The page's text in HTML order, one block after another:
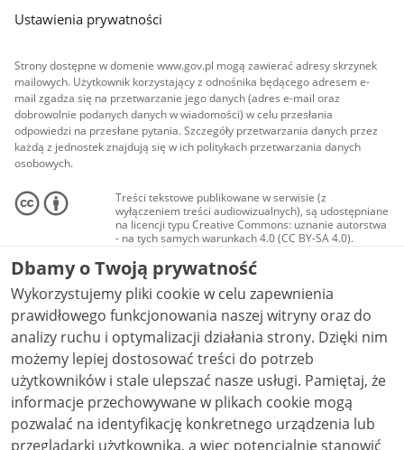
Ustawienia prywatności
Strony dostępne w domenie www.gov.pl mogą zawierać adresy skrzynek
mailowych. Użytkownik korzystający z odnośnika będącego adresem e-
mail zgadza się na przetwarzanie jego danych (adres e-mail oraz
dobrowolnie podanych danych w wiadomości) w celu przesłania
odpowiedzi na przesłane pytania. Szczegóły przetwarzania danych przez
każdą z jednostek znajdują się w ich politykach przetwarzania danych
osobowych.
Treści tekstowe publikowane w serwisie (z
wyłączeniem treści audiowizualnych), są udostępniane
na licencji typu Creative Commons: uznanie autorstwa
- na tych samych warunkach 4.0 (CC BY-SA 4.0).
Materiały audiowizualne, w tym zdjęcia, materiały
audio i wideo, są udostępniane na licencji typu
Creative Commons: uznanie autorstwa użycie
niekomercyjne - bez utworów zależnych 4.0 (CC BY-
NC-ND 4.0), o ile nie jest to stwierdzone inaczej.
Dbamy o Twoją prywatność
Wykorzystujemy pliki cookie w celu zapewnienia
prawidłowego funkcjonowania naszej witryny oraz do
analizy ruchu i optymalizacji działania strony. Dzięki nim
możemy lepiej dostosować treści do potrzeb
użytkowników i stale ulepszać nasze usługi. Pamiętaj, że
informacje przechowywane w plikach cookie mogą
pozwalać na identyfikację konkretnego urządzenia lub
przeglądarki użytkownika, a więc potencjalnie stanowić